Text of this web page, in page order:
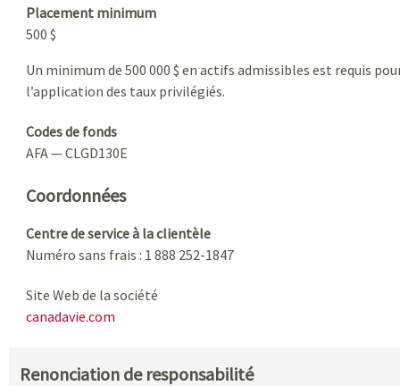
Placement minimum
500 $
Un minimum de 500 000 $ en actifs admissibles est requis
l’application des taux privilégiés.
Codes de fonds
AFA — CLGD130E
Coordonnées
Centre de service à la clientèle
Numéro sans frais : 1 888 252-1847
Site Web de la société
canadavie.com
Renonciation de responsabilité